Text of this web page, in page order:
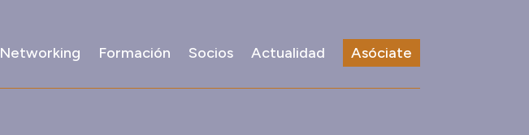
Networking Formación Socios Actualidad Asóciate